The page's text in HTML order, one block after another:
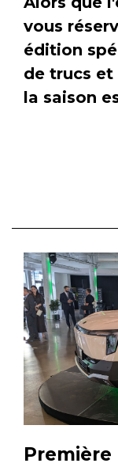
vous
édition
de trucs
la saison